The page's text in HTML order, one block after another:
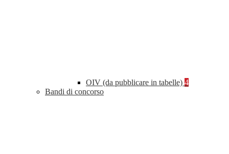
OIV (da pubblicare in tabelle) 4
Bandi di concorso